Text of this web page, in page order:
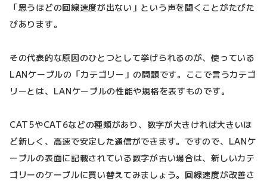
「思うほどの回線速度が出ない」という声を聞くことがたびた
びあります。
その代表的な原因のひとつとして挙げられるのが、使っている
LANケーブルの「カテゴリー」の問題です。ここで言うカテゴ
リーとは、LANケーブルの性能や規格を表すものです。
CAT5やCAT6などの種類があり、数字が大きければ大きいほ
ど新しく、高速で安定した通信ができます。ですので、LANケ
ーブルの表面に記載されている数字が古い場合は、新しいカテ
ゴリーのケーブルに買い替えてみましょう。回線速度が改善さ